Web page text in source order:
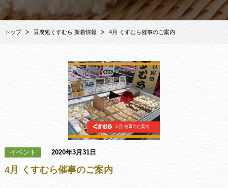
トップ 豆腐処くすむら 新着情報 4月 くすむら催事のご案内
イベント 2020年3月31日
4月 くすむら催事のご案内